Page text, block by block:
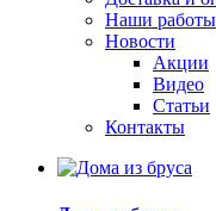
Наши работы
Новости
Акции
Видео
Статьи
Контакты